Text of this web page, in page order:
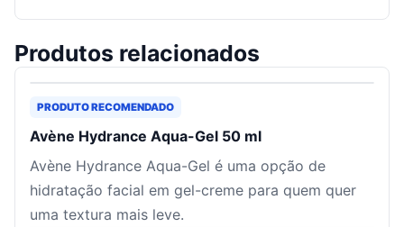
Produtos relacionados
PRODUTO RECOMENDADO
Avène Hydrance Aqua-Gel 50 ml
Avène Hydrance Aqua-Gel é uma opção de
hidratação facial em gel-creme para quem quer
uma textura mais leve.